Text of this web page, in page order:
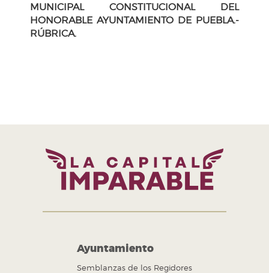
MUNICIPAL CONSTITUCIONAL DEL
HONORABLE AYUNTAMIENTO DE PUEBLA.-
RÚBRICA.
Ayuntamiento
Semblanzas de los Regidores